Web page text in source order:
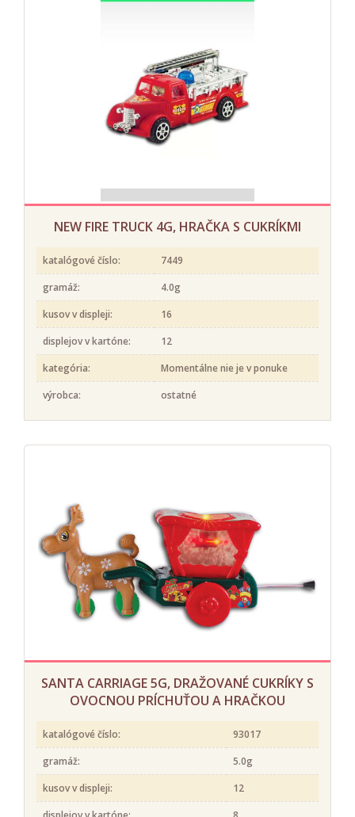
NEW FIRE TRUCK 4G, HRAČKA S CUKRÍKMI
katalógové číslo:
7449
gramáž:
4.0g
kusov v displeji:
16
displejov v kartóne:
12
kategória:
Momentálne nie je v ponuke
výrobca:
ostatné
SANTA CARRIAGE 5G, DRAŽOVANÉ CUKRÍKY S
OVOCNOU PRÍCHUŤOU A HRAČKOU
katalógové číslo:
93017
gramáž:
5.0g
kusov v displeji:
12